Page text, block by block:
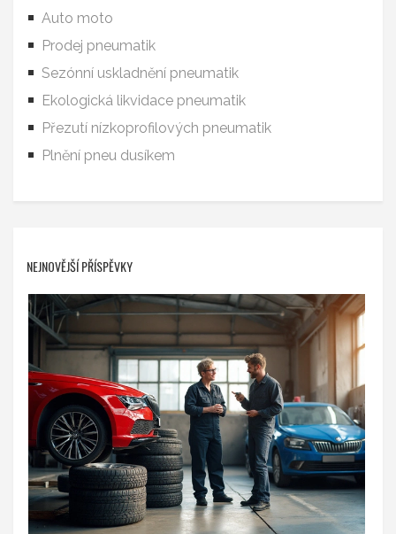
Auto moto
Prodej pneumatik
Sezónní uskladnění pneumatik
Ekologická likvidace pneumatik
Přezutí nízkoprofilových pneumatik
Plnění pneu dusíkem
NEJNOVĚJŠÍ PŘÍSPĚVKY